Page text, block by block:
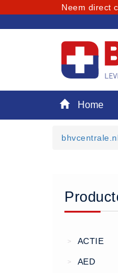
Neem direct
Home
Keuringen
Bedrijfsnoodplannen
Home
> ACTIE
> AED